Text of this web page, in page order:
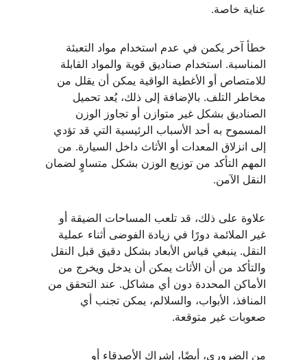
عناية خاصة.
خطأ آخر يكمن في عدم استخدام مواد التعبئة
المناسبة. استخدام صناديق قوية والمواد القابلة
للامتصاص أو الأغطية الواقية يمكن أن يقلل من
مخاطر التلف. بالإضافة إلى ذلك، يُعد تحميل
الصناديق بشكل غير متوازن أو تجاوز الوزن
المسموح به أحد الأسباب الرئيسية التي قد تؤدي
إلى انزلاق المعدات أو الأثاث داخل السيارة. من
المهم التأكد من توزيع الوزن بشكل متساوٍ لضمان
النقل الآمن.
علاوة على ذلك، قد تلعب المساحات الضيقة أو
غير الملائمة دورًا في زيادة الفوضى أثناء عملية
النقل. ينبغي قياس الأبعاد بشكل دقيق قبل النقل
والتأكد من أن الأثاث يمكن أن يدخل ويخرج من
الأماكن المحددة دون أي مشاكل. عند التحقق من
المنافذ، الأبواب، والسلالم، يمكن تجنب أي
صعوبات غير متوقعة.
من الضروري، أيضًا، إشراك الأصدقاء أو